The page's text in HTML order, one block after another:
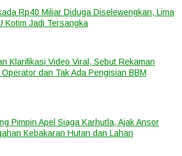
Rp40 Miliar Diduga Diselewengkan, Lima
Kotim Jadi Tersangka
Klarifikasi Video Viral, Sebut Rekaman
dan Tak Ada Pengisian BBM
Pimpin Apel Siaga Karhutla, Ajak Ansor
Kebakaran Hutan dan Lahan